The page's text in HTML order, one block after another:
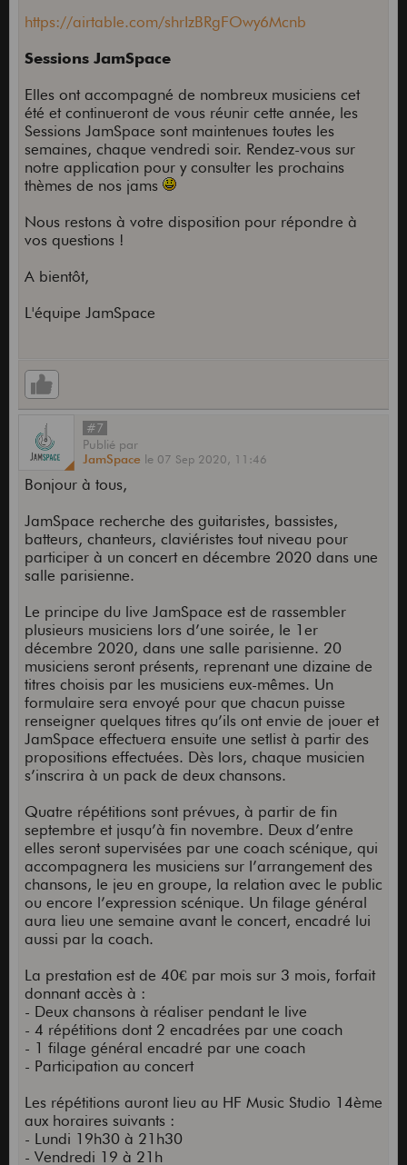
https://airtable.com/shrIzBRgFOwy6Mcnb
Sessions JamSpace
Elles ont accompagné de nombreux musiciens cet
été et continueront de vous réunir cette année, les
Sessions JamSpace sont maintenues toutes les
semaines, chaque vendredi soir. Rendez-vous sur
notre application pour y consulter les prochains
thèmes de nos jams
Nous restons à votre disposition pour répondre à
vos questions !
A bientôt,
L'équipe JamSpace
#7
Publié par
JamSpace le 07 Sep 2020, 11:46
Bonjour à tous,
JamSpace recherche des guitaristes, bassistes,
batteurs, chanteurs, claviéristes tout niveau pour
participer à un concert en décembre 2020 dans une
salle parisienne.
Le principe du live JamSpace est de rassembler
plusieurs musiciens lors d’une soirée, le 1er
décembre 2020, dans une salle parisienne. 20
musiciens seront présents, reprenant une dizaine de
titres choisis par les musiciens eux-mêmes. Un
formulaire sera envoyé pour que chacun puisse
renseigner quelques titres qu’ils ont envie de jouer et
JamSpace effectuera ensuite une setlist à partir des
propositions effectuées. Dès lors, chaque musicien
s’inscrira à un pack de deux chansons.
Quatre répétitions sont prévues, à partir de fin
septembre et jusqu’à fin novembre. Deux d’entre
elles seront supervisées par une coach scénique, qui
accompagnera les musiciens sur l’arrangement des
chansons, le jeu en groupe, la relation avec le public
ou encore l’expression scénique. Un filage général
aura lieu une semaine avant le concert, encadré lui
aussi par la coach.
La prestation est de 40€ par mois sur 3 mois, forfait
donnant accès à :
- Deux chansons à réaliser pendant le live
- 4 répétitions dont 2 encadrées par une coach
- 1 filage général encadré par une coach
- Participation au concert
Les répétitions auront lieu au HF Music Studio 14ème
aux horaires suivants :
- Lundi 19h30 à 21h30
- Vendredi 19 à 21h